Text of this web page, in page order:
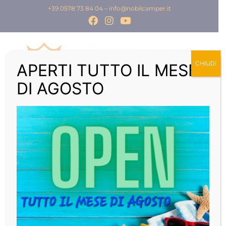
+39 0578 73 84 04– info@nobilcamper.it
APERTI TUTTO IL MESE
DI AGOSTO
CHIUDI